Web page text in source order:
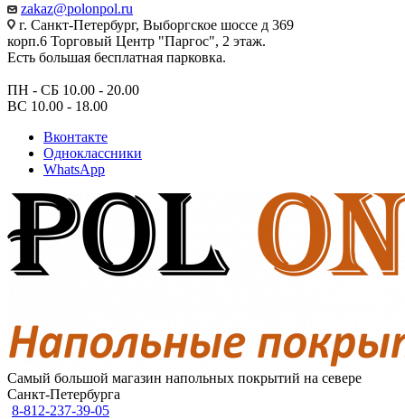
zakaz@polonpol.ru
г. Санкт-Петербург, Выборгское шоссе д 369
корп.6 Торговый Центр "Паргос", 2 этаж.
Есть большая бесплатная парковка.
ПН - СБ 10.00 - 20.00
ВС 10.00 - 18.00
Вконтакте
Одноклассники
WhatsApp
Самый большой магазин напольных покрытий на севере
Санкт-Петербурга
8-812-237-39-05